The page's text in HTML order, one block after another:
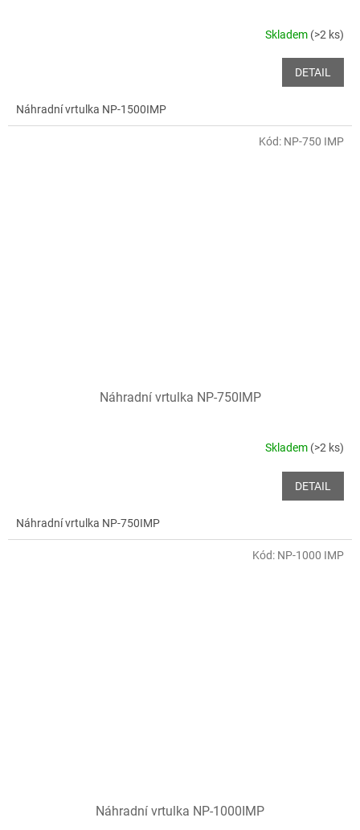
Skladem (>2 ks)
DETAIL
Náhradní vrtulka NP-1500IMP
Náhradní vrtulka NP-750IMP
Skladem (>2 ks)
DETAIL
Náhradní vrtulka NP-750IMP
Kód: NP-750 IMP
Náhradní vrtulka NP-1000IMP
Kód: NP-1000 IMP